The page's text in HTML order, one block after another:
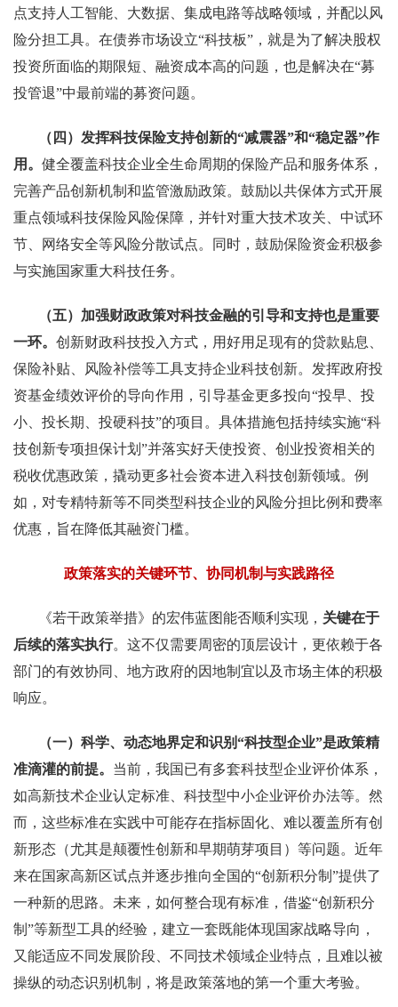
点支持人工智能、大数据、集成电路等战略领域，并配以风
险分担工具。在债券市场设立“科技板”，就是为了解决股权
投资所面临的期限短、融资成本高的问题，也是解决在“募
投管退”中最前端的募资问题。
（四）发挥科技保险支持创新的“减震器”和“稳定器”作
用。 健全覆盖科技企业全生命周期的保险产品和服务体系，
完善产品创新机制和监管激励政策。鼓励以共保体方式开展
重点领域科技保险风险保障，并针对重大技术攻关、中试环
节、网络安全等风险分散试点。同时，鼓励保险资金积极参
与实施国家重大科技任务。
（五）加强财政政策对科技金融的引导和支持也是重要
一环。 创新财政科技投入方式，用好用足现有的贷款贴息、
保险补贴、风险补偿等工具支持企业科技创新。发挥政府投
资基金绩效评价的导向作用，引导基金更多投向“投早、投
小、投长期、投硬科技”的项目。具体措施包括持续实施“科
技创新专项担保计划”并落实好天使投资、创业投资相关的
税收优惠政策，撬动更多社会资本进入科技创新领域。例
如，对专精特新等不同类型科技企业的风险分担比例和费率
优惠，旨在降低其融资门槛。
政策落实的关键环节、协同机制与实践路径
《若干政策举措》的宏伟蓝图能否顺利实现， 关键在于
后续的落实执行。这不仅需要周密的顶层设计，更依赖于各
部门的有效协同、地方政府的因地制宜以及市场主体的积极
响应。
（一）科学、动态地界定和识别“科技型企业”是政策精
准滴灌的前提。 当前，我国已有多套科技型企业评价体系，
如高新技术企业认定标准、科技型中小企业评价办法等。然
而，这些标准在实践中可能存在指标固化、难以覆盖所有创
新形态（尤其是颠覆性创新和早期萌芽项目）等问题。近年
来在国家高新区试点并逐步推向全国的“创新积分制”提供了
一种新的思路。未来，如何整合现有标准，借鉴“创新积分
制”等新型工具的经验，建立一套既能体现国家战略导向，
又能适应不同发展阶段、不同技术领域企业特点，且难以被
操纵的动态识别机制，将是政策落地的第一个重大考验。